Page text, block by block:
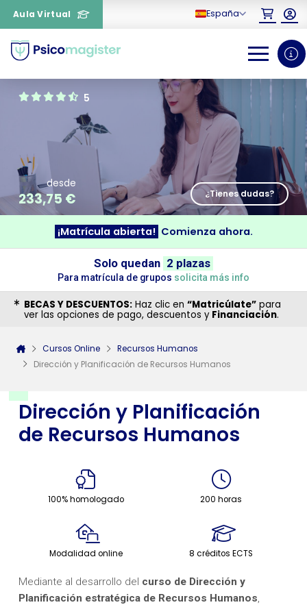
Aula Virtual España
Dirección y Planificación
de Recursos Humanos
100% homologado 200 horas
Modalidad online 8 créditos ECTS
Mediante al desarrollo del curso de Dirección y
Planificación estratégica de Recursos Humanos
5
desde
233,75 € ¿Tienes dudas?
¡Matrícula abierta! Comienza ahora.
Solo quedan 2 plazas
Para matrícula de grupos solicita más info
BECAS Y DESCUENTOS: Haz clic en “Matricúlate” para
ver las opciones de pago, descuentos y Financiación.
Cursos Online
Recursos Humanos
Dirección y Planificación de Recursos Humanos
¿Necesitas más información
sobre un curso?